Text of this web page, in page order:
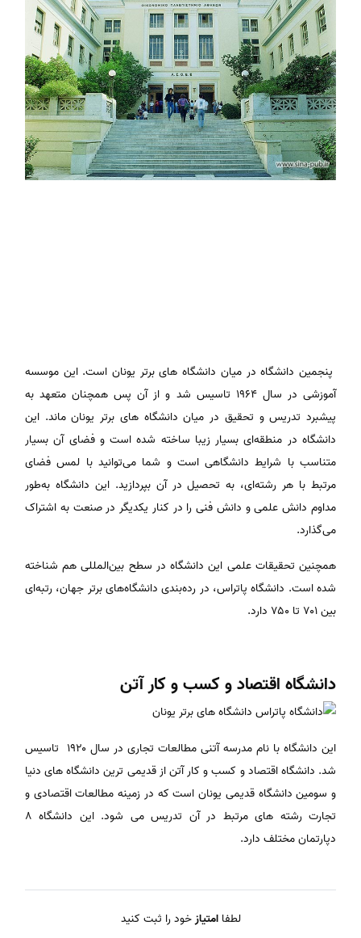
پنجمین دانشگاه در میان دانشگاه های برتر یونان است. این موسسه
آموزشی در سال ۱۹۶۴ تاسیس شد و از آن پس همچنان متعهد به
پیشبرد تدریس و تحقیق در میان دانشگاه ‌های برتر یونان ماند. این
دانشگاه در منطقه‌ای بسیار زیبا ساخته شده است و فضای آن بسیار
متناسب با شرایط دانشگاهی است و شما می‌توانید با لمس فضای
مرتبط با هر رشته‌ای، به تحصیل در آن بپردازید. این دانشگاه به‌طور
مداوم دانش علمی و دانش فنی را در کنار یکدیگر در صنعت به اشتراک
می‌گذارد.
همچنین تحقیقات علمی این دانشگاه در سطح بین‌المللی هم شناخته
شده است. دانشگاه پاتراس، در رده‌بندی دانشگاه‌های برتر جهان، رتبه‌ای
بین ۷۰۱ تا ۷۵۰ دارد.
دانشگاه اقتصاد و کسب و کار آتن
این دانشگاه با نام مدرسه آتنی مطالعات تجاری در سال ۱۹۲۰ تاسیس
شد. دانشگاه اقتصاد و کسب و کار آتن از قدیمی ترین دانشگاه های دنیا
و سومین دانشگاه قدیمی یونان است که در زمینه مطالعات اقتصادی و
تجارت رشته های مرتبط در آن تدریس می شود. این دانشگاه ۸
دپارتمان مختلف دارد.
لطفاامتیازخود را ثبت کنید